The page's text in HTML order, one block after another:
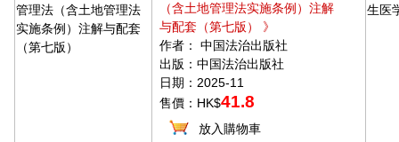
（含土地管理法实施条例）注解
与配套（第七版） 》
作者： 中国法治出版社
出版：中国法治出版社
日期：2025-11
售價：HK$41.8
放入購物車